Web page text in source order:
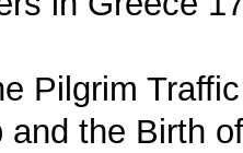
Pilgrim
and the Birth